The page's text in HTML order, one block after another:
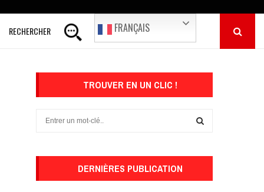
RECHERCHER FRANÇAIS
TROUVER EN UN CLIC !
DERNIÈRES PUBLICATION